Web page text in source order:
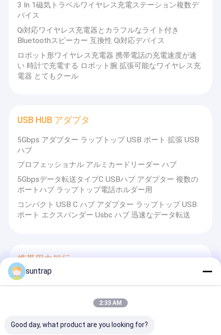
3 In 1磁気トラベルワイヤレス充電ステーション複数デ
バイス
Qi対応ワイヤレス充電器とカラフルなライト付き
Bluetoothスピーカー 互換性 Qi対応デバイス
ロボット形ワイヤレス充電器 携帯電話の充電速度が速
い 時計で充電する ロボット腕 拡張可能なワイヤレス充
電器 とてもクール
USB HUB アダプタ
5Gbps アダプター ラップトップ USB ポート 拡張 USB
ハブ
プロフェッショナル アルミカードリーダー ハブ
5Gbpsデータ転送タイプC USBハブ アダプター 複数の
ポートハブ ラップトップ電話ホルダー用
コンパクト USB C ハブ アダプター ラップトップ USB
ポート エクスパンダー Usbc ハブ 迅速なデータ転送
携帯用力銀行
カスタマイズされる単一ケーブルとなされる5000MAH
Superspeed 1つのボディ プラスチック力銀行リチウム
スマートフォン用のマイクロUSBとタイプC入力ポート
の製品は、北米、南米、東南アジア、中東、米国、ヨーロッパな
は、完璧なアフターサービスでお客様のビジネスを容易にしま
す。お客様のビジネスをサポートし、共通の発展を遂げます。ま
ています。
Suntrapが製造したすべての製品は、すでにCE、FCC、ROHSテス
トに合格しており、製品の品質はすべてヨーロッパの基準の要件
Suntrapは、BSCI、SGS、TUVの監査にも合格しています。
Suntrap
の製品は、北米、南米、東南アジア、中東、米国、ヨーロッパな
は、深セン龍崗区布吉鎮布瀾路131号F棟3階に位置し、約80〜
ています。
Suntrap品質へのコミットメント
品質管理文書のシステムを開発し、健全なフラッシュチップ検出
エンジニアリング部門を設けています。各製品は、3回のQCによ
すべての生産は、すでにCE、RoHS、FCCの証明書に合格してお
suntrap
2:33 AM
Good day, what product are you looking for?